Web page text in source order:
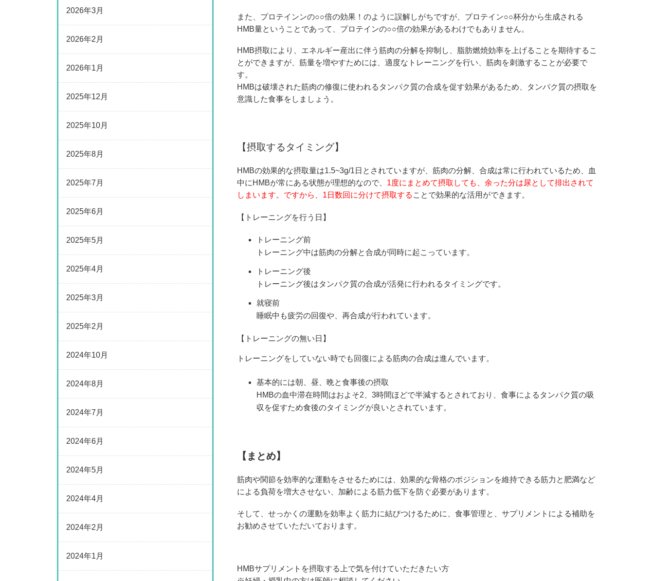
また、プロテインンの○○倍の効果！のように誤解しがちですが、プロテイン○○杯分から生成される
HMB量ということであって、プロテインの○○倍の効果があるわけでもありません。
HMB摂取により、エネルギー産出に伴う筋肉の分解を抑制し、脂肪燃焼効率を上げることを期待するこ
とができますが、筋量を増やすためには、適度なトレーニングを行い、筋肉を刺激することが必要で
す。
HMBは破壊された筋肉の修復に使われるタンパク質の合成を促す効果があるため、タンパク質の摂取を
意識した食事をしましょう。
【摂取するタイミング】
HMBの効果的な摂取量は1.5~3g/1日とされていますが、筋肉の分解、合成は常に行われているため、血
中にHMBが常にある状態が理想的なので、 1度にまとめて摂取しても、余った分は尿として排出されて
しまいます。ですから、1日数回に分けて摂取する ことで効果的な活用ができます。
【トレーニングを行う日】
トレーニング前
トレーニング中は筋肉の分解と合成が同時に起こっています。
トレーニング後
トレーニング後はタンパク質の合成が活発に行われるタイミングです。
就寝前
睡眠中も疲労の回復や、再合成が行われています。
【トレーニングの無い日】
トレーニングをしていない時でも回復による筋肉の合成は進んでいます。
基本的には朝、昼、晩と食事後の摂取
HMBの血中滞在時間はおよそ2、3時間ほどで半減するとされており、食事によるタンパク質の吸
収を促すため食後のタイミングが良いとされています。
【まとめ】
筋肉や関節を効率的な運動をさせるためには、効果的な骨格のポジションを維持できる筋力と肥満など
による負荷を増大させない、加齢による筋力低下を防ぐ必要があります。
そして、せっかくの運動を効率よく筋力に結びつけるために、食事管理と、サプリメントによる補助を
お勧めさせていただいております。
HMBサプリメントを摂取する上で気を付けていただきたい方
2026年3月
2026年2月
2026年1月
2025年12月
2025年10月
2025年8月
2025年7月
2025年6月
2025年5月
2025年4月
2025年3月
2025年2月
2024年10月
2024年8月
2024年7月
2024年6月
2024年5月
2024年4月
2024年2月
2024年1月